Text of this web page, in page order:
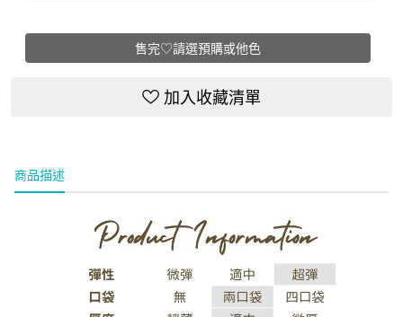
售完♡請選預購或他色
加入收藏清單
商品描述